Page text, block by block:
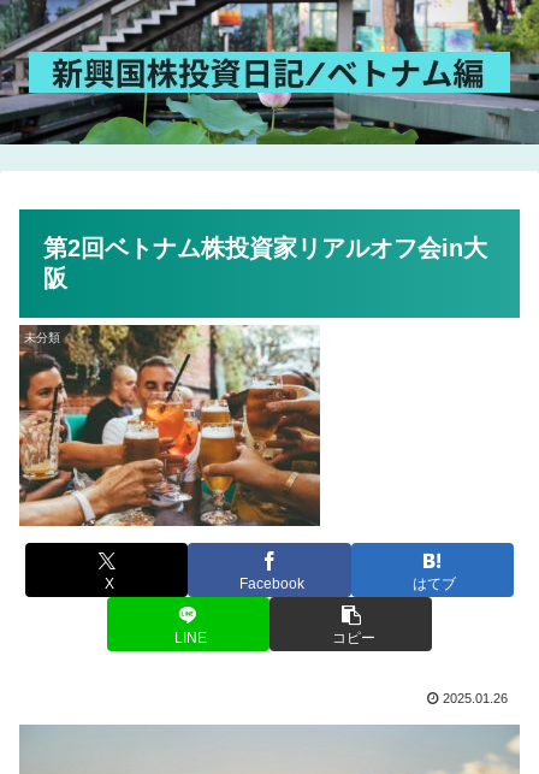
第2回ベトナム株投資家リアルオフ会in大
阪
未分類
X Facebook はてブ
LINE コピー
2025.01.26